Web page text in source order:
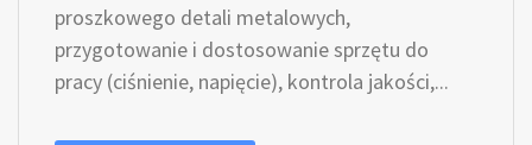
proszkowego detali metalowych,
przygotowanie i dostosowanie sprzętu do
pracy (ciśnienie, napięcie), kontrola jakości,...